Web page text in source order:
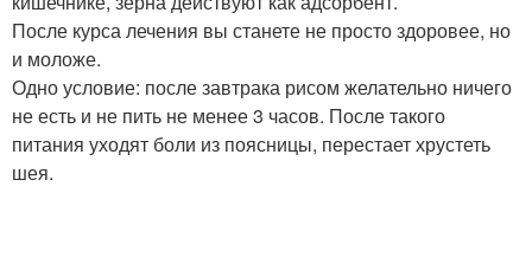
После курса лечения вы станете не просто здоровее, но
и моложе.
Одно условие: после завтрака рисом желательно ничего
не есть и не пить не менее 3 часов. После такого
питания уходят боли из поясницы, перестает хрустеть
шея.